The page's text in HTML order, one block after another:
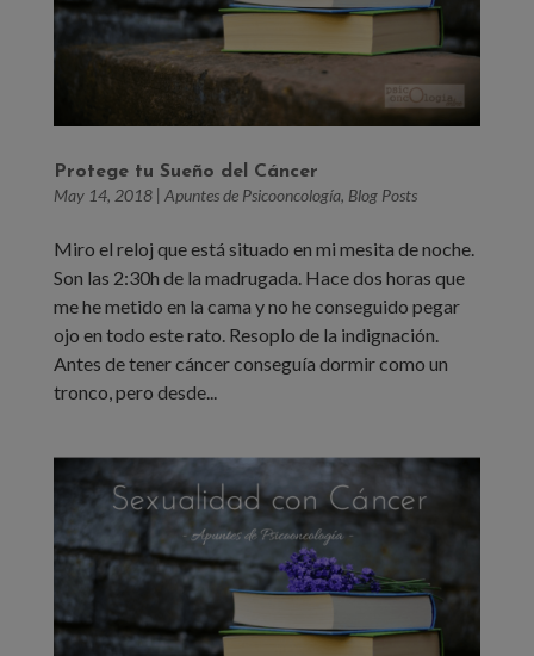
Protege tu Sueño del Cáncer
May 14, 2018| Apuntes de Psicooncología, Blog Posts
Miro el reloj que está situado en mi mesita de noche.
Son las 2:30h de la madrugada. Hace dos horas que
me he metido en la cama y no he conseguido pegar
ojo en todo este rato. Resoplo de la indignación.
Antes de tener cáncer conseguía dormir como un
tronco, pero desde...